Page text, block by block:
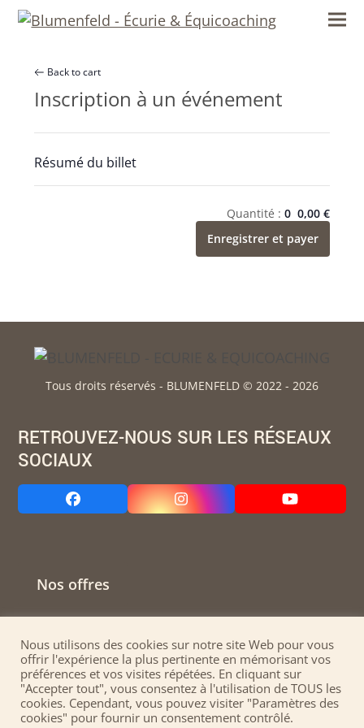
content
Back to cart
Inscription à un événement
Résumé du billet
Quantité : 0 0,00 €
Enregistrer et payer
Tous droits réservés - BLUMENFELD © 2022 - 2026
RETROUVEZ-NOUS SUR LES RÉSEAUX
SOCIAUX
Facebook Instagram YouTube
Nos offres
Conditions Générales de Vente
Nous utilisons des cookies sur notre site Web pour vous
offrir l'expérience la plus pertinente en mémorisant vos
préférences et vos visites répétées. En cliquant sur
"Accepter tout", vous consentez à l'utilisation de TOUS les
cookies. Cependant, vous pouvez visiter "Paramètres des
cookies" pour fournir un consentement contrôlé.